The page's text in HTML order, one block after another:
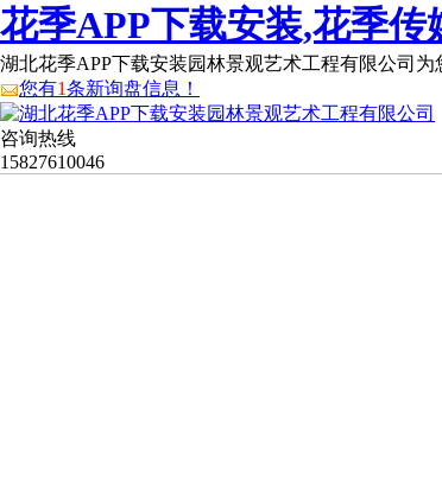
花季APP下载安装,花季
湖北花季APP下载安装园林景观艺术工程有限公司为
您有1条新询盘信息！
咨询热线
15827610046